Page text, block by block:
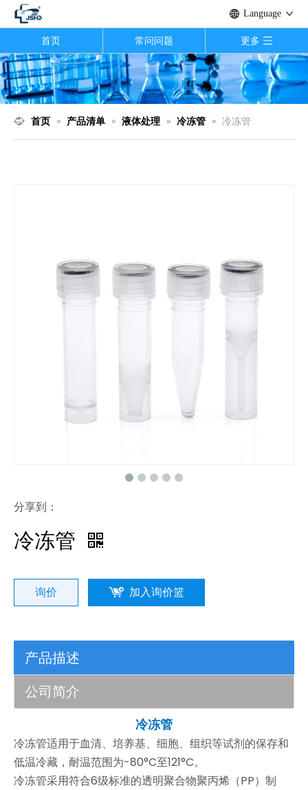
Language
首页 常问问题 更多
首页 » 产品清单 » 液体处理 » 冷冻管 » 冷冻管
分享到：
冷冻管
询价 加入询价篮
产品描述
公司简介
冷冻管
冷冻管适用于血清、培养基、细胞、组织等试剂的保存和
低温冷藏，耐温范围为-80°C至121°C。
冷冻管采用符合6级标准的透明聚合物聚丙烯（PP）制